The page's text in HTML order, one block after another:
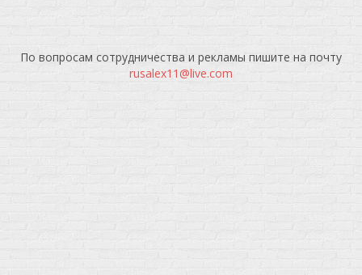
По вопросам сотрудничества и рекламы пишите на почту
rusalex11@live.com